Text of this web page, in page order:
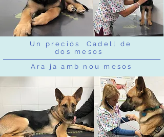
Ara ja amb nou mesos
Un preciós Cadell de
dos mesos